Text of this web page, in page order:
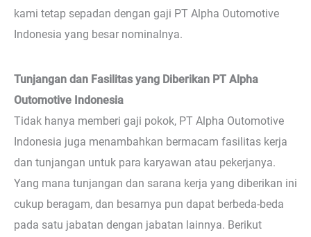
kami tetap sepadan dengan gaji PT Alpha Outomotive
Indonesia yang besar nominalnya.
Tunjangan dan Fasilitas yang Diberikan PT Alpha
Outomotive Indonesia
Tidak hanya memberi gaji pokok, PT Alpha Outomotive
Indonesia juga menambahkan bermacam fasilitas kerja
dan tunjangan untuk para karyawan atau pekerjanya.
Yang mana tunjangan dan sarana kerja yang diberikan ini
cukup beragam, dan besarnya pun dapat berbeda-beda
pada satu jabatan dengan jabatan lainnya. Berikut